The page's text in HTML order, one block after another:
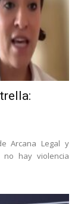
Arcana Legal y
hay violencia